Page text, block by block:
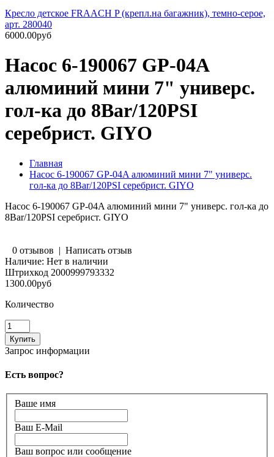
Кресло детское FRAACH P (крепл.на багажник), темно-серое,
арт. 280040
6000.00руб
Насос 6-190067 GP-04A
алюминий мини 7" универс.
гол-ка до 8Bar/120PSI
серебрист. GIYO
Главная
Насос 6-190067 GP-04A алюминий мини 7" универс.
гол-ка до 8Bar/120PSI серебрист. GIYO
Насос 6-190067 GP-04A алюминий мини 7" универс. гол-ка до
8Bar/120PSI серебрист. GIYO
0 отзывов | Написать отзыв
Наличие: Нет в наличии
Штрихкод 2000999793332
1300.00руб
Количество
Запрос информации
Есть вопрос?
Ваше имя
Ваш E-Mail
Ваш вопрос или сообщение